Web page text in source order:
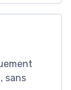
sans